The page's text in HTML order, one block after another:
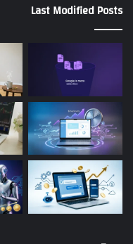
Last Modified Posts